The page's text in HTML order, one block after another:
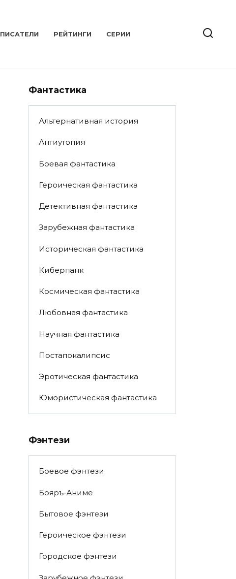
ПИСАТЕЛИ РЕЙТИНГИ СЕРИИ
Фантастика
Альтернативная история
Антиутопия
Боевая фантастика
Героическая фантастика
Детективная фантастика
Зарубежная фантастика
Историческая фантастика
Киберпанк
Космическая фантастика
Любовная фантастика
Научная фантастика
Постапокалипсис
Эротическая фантастика
Юмористическая фантастика
Фэнтези
Боевое фэнтези
Бояръ-Аниме
Бытовое фэнтези
Героическое фэнтези
Городское фэнтези